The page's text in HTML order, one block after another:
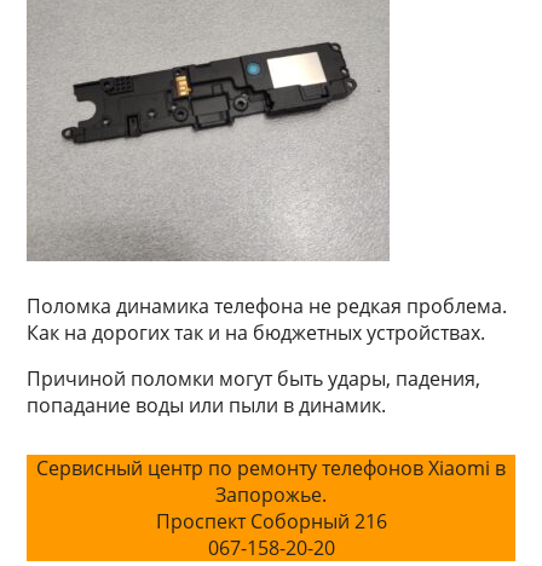
Поломка динамика телефона не редкая проблема.
Как на дорогих так и на бюджетных устройствах.
Причиной поломки могут быть удары, падения,
попадание воды или пыли в динамик.
Сервисный центр по ремонту телефонов Xiaomi в
Запорожье.
Проспект Соборный 216
067-158-20-20